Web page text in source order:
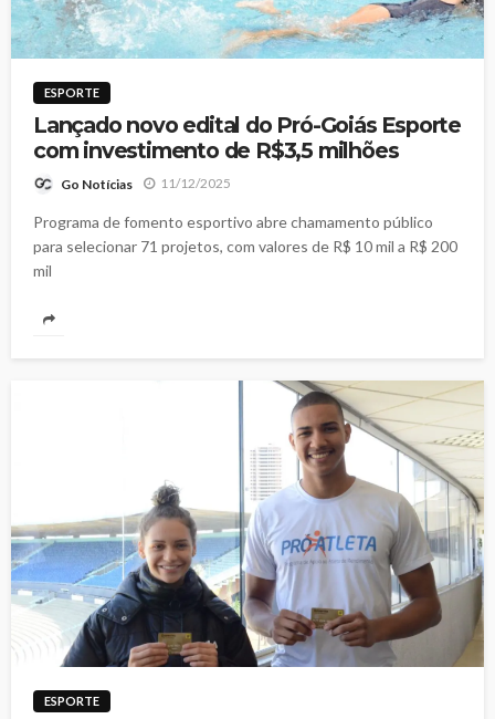
ESPORTE
Lançado novo edital do Pró-Goiás Esporte
com investimento de R$3,5 milhões
Go Notícias 11/12/2025
Programa de fomento esportivo abre chamamento público
para selecionar 71 projetos, com valores de R$ 10 mil a R$ 200
mil
ESPORTE